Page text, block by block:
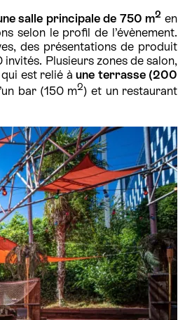
salle principale de 750 m2 en
selon le profil de l’évènement.
des présentations de produit
Plusieurs zones de salon,
qui est relié àune terrasse (200
bar (150 m2) et un restaurant